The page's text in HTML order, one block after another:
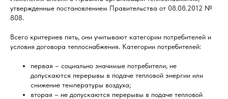
утвержденные постановлением Правительства от 08.08.2012 №
808.
Всего критериев пять, они учитывают категории потребителей и
условия договора теплоснабжения. Категории потребителей:
первая – социально значимые потребители, не
допускаются перерывы в подаче тепловой энергии или
снижение температуры воздуха;
вторая – не допускаются перерывы в подаче тепловой